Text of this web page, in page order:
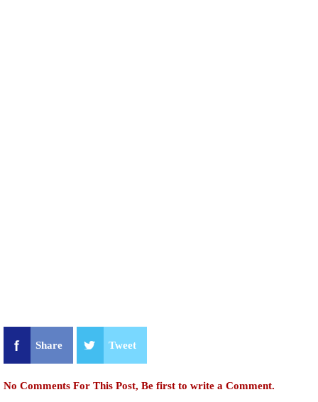
Share Tweet
No Comments For This Post, Be first to write a Comment.